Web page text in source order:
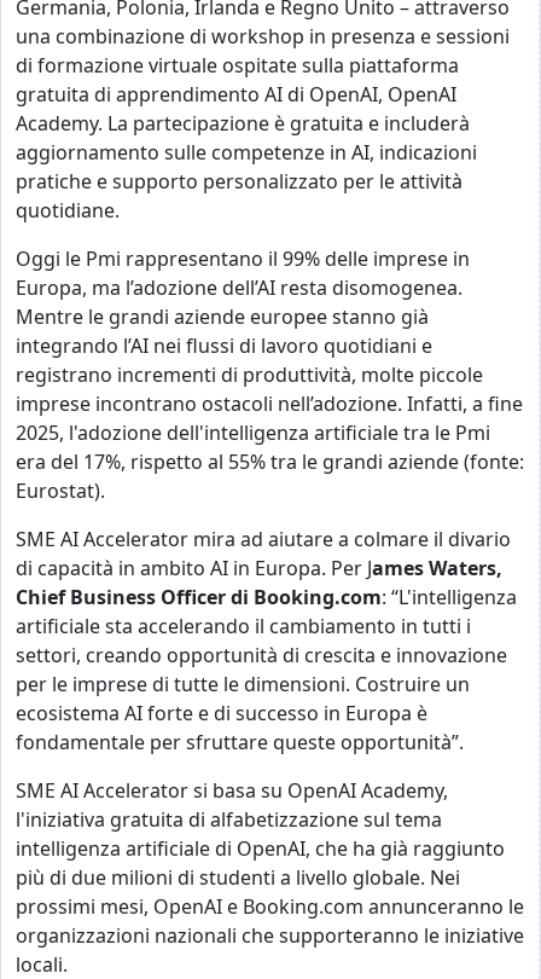
Germania, Polonia, Irlanda e Regno Unito – attraverso
una combinazione di workshop in presenza e sessioni
di formazione virtuale ospitate sulla piattaforma
gratuita di apprendimento AI di OpenAI, OpenAI
Academy. La partecipazione è gratuita e includerà
aggiornamento sulle competenze in AI, indicazioni
pratiche e supporto personalizzato per le attività
quotidiane.
Oggi le Pmi rappresentano il 99% delle imprese in
Europa, ma l’adozione dell’AI resta disomogenea.
Mentre le grandi aziende europee stanno già
integrando l’AI nei flussi di lavoro quotidiani e
registrano incrementi di produttività, molte piccole
imprese incontrano ostacoli nell’adozione. Infatti, a fine
2025, l'adozione dell'intelligenza artificiale tra le Pmi
era del 17%, rispetto al 55% tra le grandi aziende (fonte:
Eurostat).
SME AI Accelerator mira ad aiutare a colmare il divario
di capacità in ambito AI in Europa. Per James Waters,
Chief Business Officer di Booking.com: “L'intelligenza
artificiale sta accelerando il cambiamento in tutti i
settori, creando opportunità di crescita e innovazione
per le imprese di tutte le dimensioni. Costruire un
ecosistema AI forte e di successo in Europa è
fondamentale per sfruttare queste opportunità”.
SME AI Accelerator si basa su OpenAI Academy,
l'iniziativa gratuita di alfabetizzazione sul tema
intelligenza artificiale di OpenAI, che ha già raggiunto
più di due milioni di studenti a livello globale. Nei
prossimi mesi, OpenAI e Booking.com annunceranno le
organizzazioni nazionali che supporteranno le iniziative
locali.